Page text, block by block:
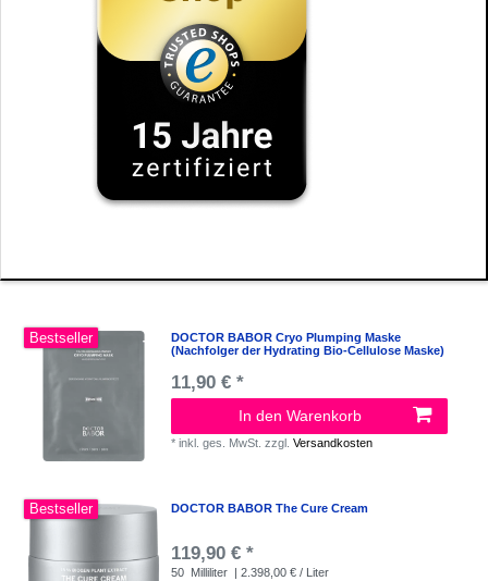
Bestseller
DOCTOR BABOR Cryo Plumping Maske
(Nachfolger der Hydrating Bio-Cellulose Maske)
11,90 € *
In den Warenkorb
*inkl. ges. MwSt. zzgl.Versandkosten
Bestseller DOCTOR BABOR The Cure Cream
119,90 € *
50 Milliliter | 2.398,00 € / Liter